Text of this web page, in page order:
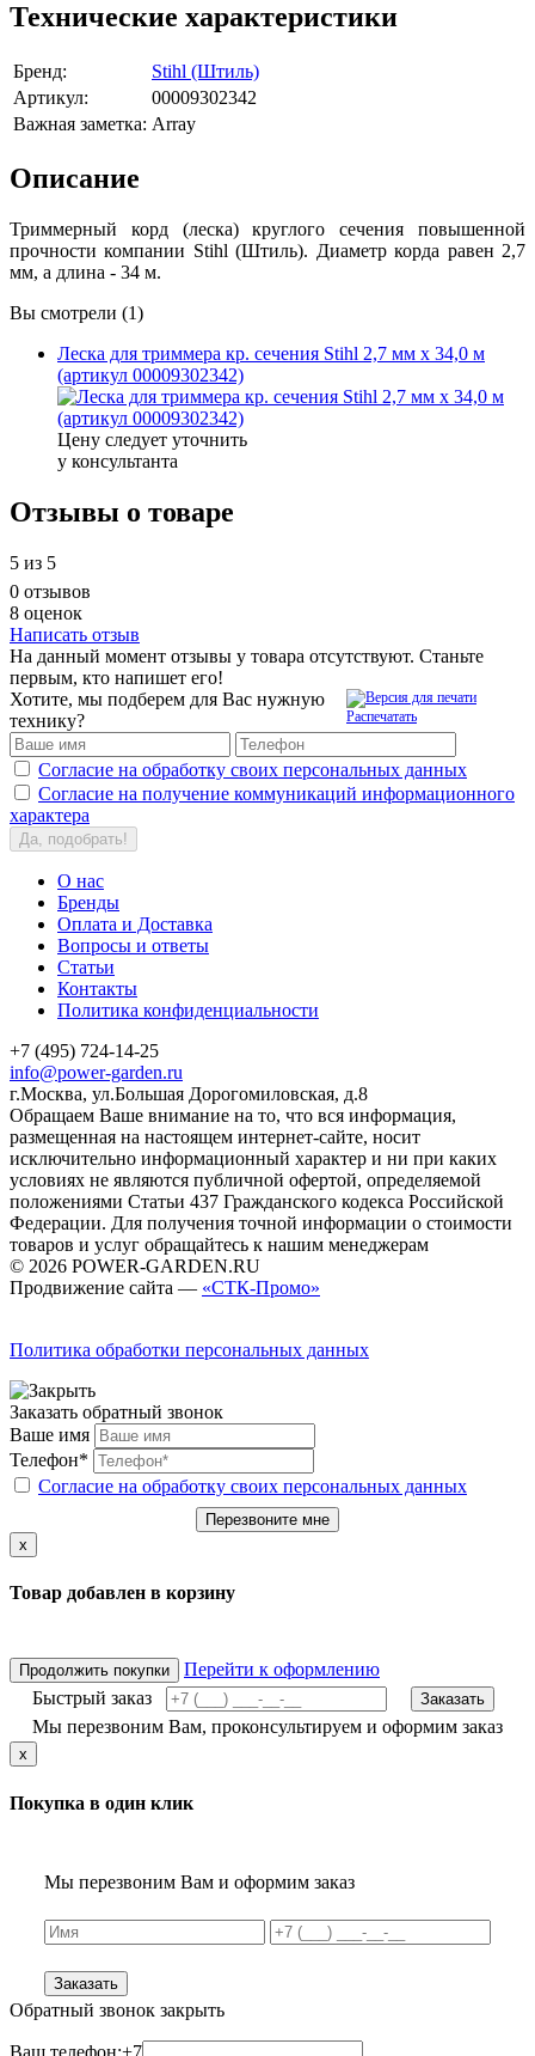
Технические характеристики
Бренд:
Stihl (Штиль)
Артикул:
00009302342
Важная заметка: Array
Описание
Триммерный корд (леска) круглого сечения повышенной
прочности компании Stihl (Штиль). Диаметр корда равен 2,7
мм, а длина - 34 м.
Вы смотрели (1)
Леска для триммера кр. сечения Stihl 2,7 мм х 34,0 м
(артикул 00009302342)
Цену следует уточнить
у консультанта
Отзывы о товаре
5 из 5
0 отзывов
8 оценок
Написать отзыв
На данный момент отзывы у товара отсутствуют. Станьте
первым, кто напишет его!
Распечатать
Хотите, мы подберем для Вас нужную
технику?
Согласие на обработку своих персональных данных
Согласие на получение коммуникаций информационного
характера
Да, подобрать!
О нас
Бренды
Оплата и Доставка
Вопросы и ответы
Статьи
Контакты
Политика конфиденциальности
+7 (495) 724-14-25
info@power-garden.ru
г.Москва, ул.Большая Дорогомиловская, д.8
Обращаем Ваше внимание на то, что вся информация,
размещенная на настоящем интернет-сайте, носит
исключительно информационный характер и ни при каких
условиях не являются публичной офертой, определяемой
положениями Статьи 437 Гражданского кодекса Российской
Федерации. Для получения точной информации о стоимости
товаров и услуг обращайтесь к нашим менеджерам
© 2026 POWER-GARDEN.RU
Продвижение сайта — «СТК-Промо»
Политика обработки персональных данных
Заказать обратный звонок
Ваше имя
Телефон*
Согласие на обработку своих персональных данных
Перезвоните мне
x
Товар добавлен в корзину
Продолжить покупки
Перейти к оформлению
Быстрый заказ
Заказать
Мы перезвоним Вам, проконсультируем и оформим заказ
x
Покупка в один клик
Мы перезвоним Вам и оформим заказ
Заказать
Обратный звонок закрыть
Ваш телефон:+7